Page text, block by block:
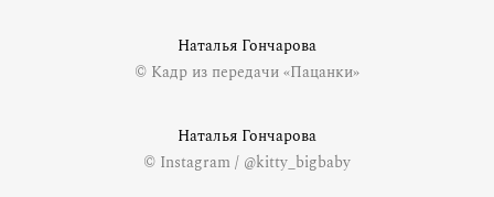
Наталья Гончарова
© Кадр из передачи «Пацанки»
Наталья Гончарова
© Instagram / @kitty_bigbaby